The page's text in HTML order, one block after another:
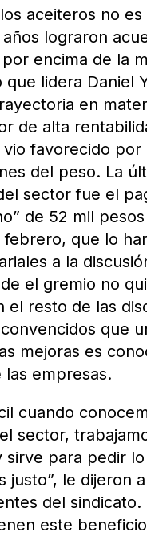
aceiteros no
lograron
encima de la
que lidera Daniel
en
de alta
vio favorecido por
del peso. La
sector fue el
de 52 mil
que lo
a la
el gremio no
el resto de las
que
mejoras es
las empresas.
cuando
sector,
sirve para pedir
justo”, le dijeron
del sindicato.
este